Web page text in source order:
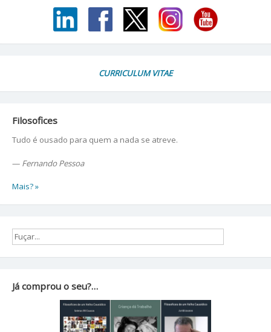
CURRICULUM VITAE
Filosofices
Tudo é ousado para quem a nada se atreve.
— Fernando Pessoa
Mais? »
Já comprou o seu?…